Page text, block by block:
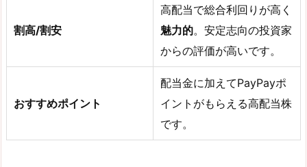
割高/割安
高配当で総合利回りが高く
魅力的。安定志向の投資家
からの評価が高いです。
おすすめポイント
配当金に加えてPayPayポ
イントがもらえる高配当株
です。